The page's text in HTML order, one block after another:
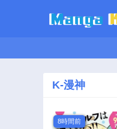
K-漫神
8時間前